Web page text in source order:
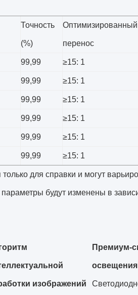
Точность
(%)
Оптимизированный
перенос
99,99 ≥15: 1
99,99 ≥15: 1
99,99 ≥15: 1
99,99 ≥15: 1
99,99 ≥15: 1
99,99 ≥15: 1
для справки и могут
параметры будут изменены в
изображений
Премиум-
освещения